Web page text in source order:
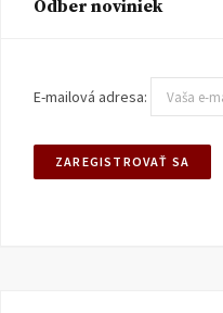
Odber noviniek
E-mailová adresa: